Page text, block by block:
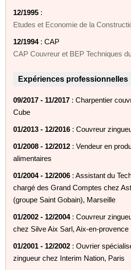
12/1995 :
Etudes et Economie de la
12/1994: CAP
CAP Couvreur et BEP Techniques
Expériences professionnelles
09/2017 - 11/2017 : Charpentier
Cube
01/2013 - 12/2016 : Couvreur
01/2008 - 12/2012 : Vendeur en
alimentaires
01/2004 - 12/2006 : Assistant du
chargé des Grand Comptes chez
(groupe Saint Gobain), Marseille
01/2002 - 12/2004: Couvreur
chez Silve Aix Sarl, Aix-en-provence
01/2001 - 12/2002 : Ouvrier
zingueur chez Interim Nation, Paris